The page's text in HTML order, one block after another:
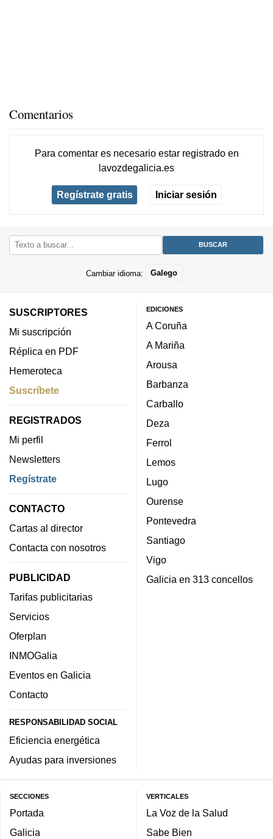
Comentarios
Para comentar es necesario estar registradoen
lavozdegalicia.es
Regístrate gratis Iniciar sesión
Cambiar idioma: Galego
SUSCRIPTORES
Mi suscripción
Réplica en PDF
Hemeroteca
Suscríbete
REGISTRADOS
Mi perfil
Newsletters
Regístrate
CONTACTO
Cartas al director
Contacta con nosotros
PUBLICIDAD
Tarifas publicitarias
Servicios
Oferplan
INMOGalia
Eventos en Galicia
Contacto
RESPONSABILIDAD SOCIAL
Eficiencia energética
Ayudas para inversiones
EDICIONES
A Coruña
A Mariña
Arousa
Barbanza
Carballo
Deza
Ferrol
Lemos
Lugo
Ourense
Pontevedra
Santiago
Vigo
Galicia en 313 concellos
SECCIONES
Portada
Galicia
VERTICALES
La Voz de la Salud
Sabe Bien